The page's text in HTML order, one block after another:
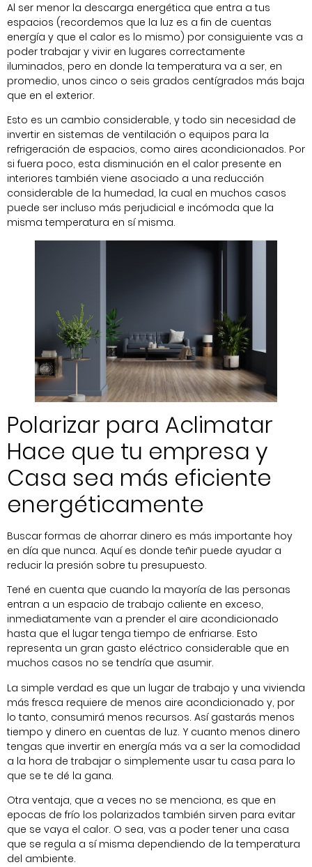
Al ser menor la descarga energética que entra a tus
espacios (recordemos que la luz es a fin de cuentas
energía y que el calor es lo mismo) por consiguiente vas a
poder trabajar y vivir en lugares correctamente
iluminados, pero en donde la temperatura va a ser, en
promedio, unos cinco o seis grados centígrados más baja
que en el exterior.
Esto es un cambio considerable, y todo sin necesidad de
invertir en sistemas de ventilación o equipos para la
refrigeración de espacios, como aires acondicionados. Por
si fuera poco, esta disminución en el calor presente en
interiores también viene asociado a una reducción
considerable de la humedad, la cual en muchos casos
puede ser incluso más perjudicial e incómoda que la
misma temperatura en sí misma.
Polarizar para Aclimatar
Hace que tu empresa y
Casa sea más eficiente
energéticamente
Buscar formas de ahorrar dinero es más importante hoy
en día que nunca. Aquí es donde teñir puede ayudar a
reducir la presión sobre tu presupuesto.
Tené en cuenta que cuando la mayoría de las personas
entran a un espacio de trabajo caliente en exceso,
inmediatamente van a prender el aire acondicionado
hasta que el lugar tenga tiempo de enfriarse. Esto
representa un gran gasto eléctrico considerable que en
muchos casos no se tendría que asumir.
La simple verdad es que un lugar de trabajo y una vivienda
más fresca requiere de menos aire acondicionado y, por
lo tanto, consumirá menos recursos. Así gastarás menos
tiempo y dinero en cuentas de luz. Y cuanto menos dinero
tengas que invertir en energía más va a ser la comodidad
a la hora de trabajar o simplemente usar tu casa para lo
que se te dé la gana.
Otra ventaja, que a veces no se menciona, es que en
epocas de frío los polarizados también sirven para evitar
que se vaya el calor. O sea, vas a poder tener una casa
que se regula a sí misma dependiendo de la temperatura
del ambiente.